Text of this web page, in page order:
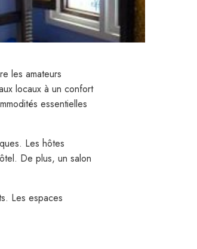
les amateurs
locaux à un confort
essentielles
Les hôtes
De plus, un salon
Les espaces